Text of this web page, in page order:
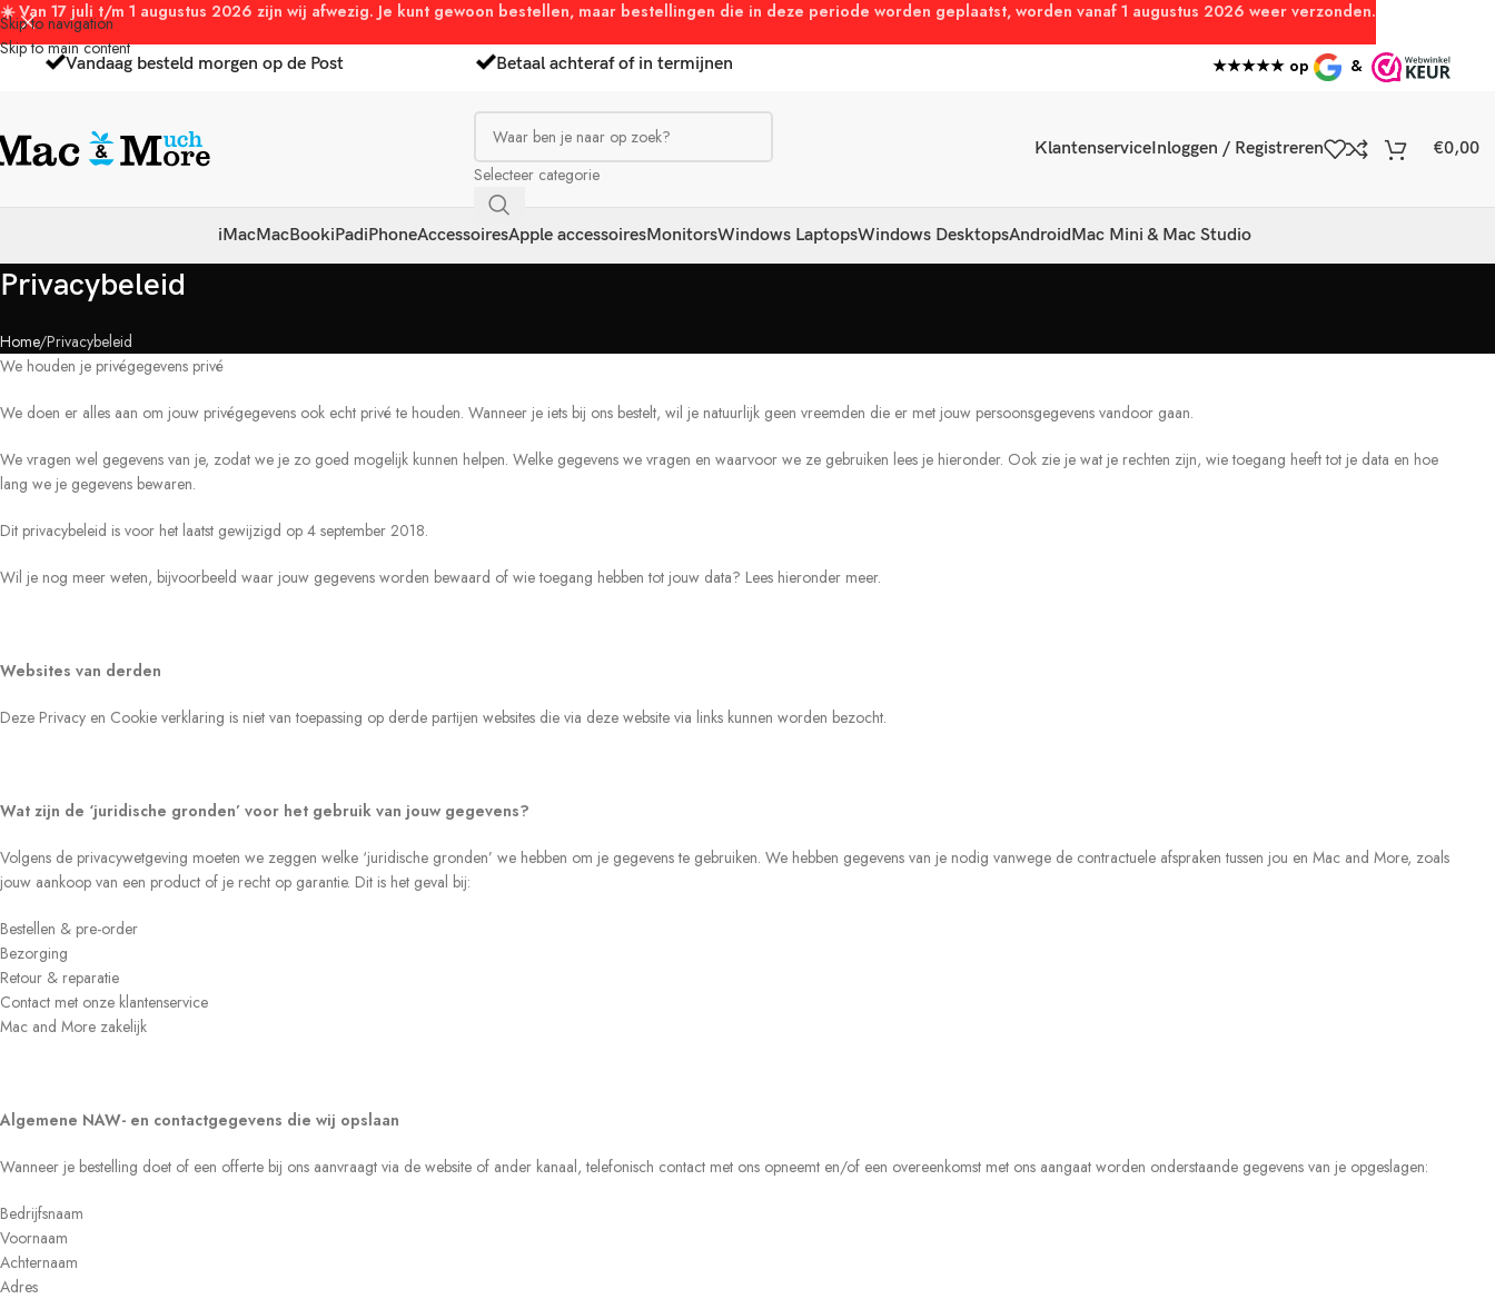
Skip to navigation
Skip to main content
Vandaag besteld morgen op de Post Betaal achteraf of in termijnen ★★★★★ op &
Selecteer categorie
KlantenserviceInloggen / Registreren €0,00
iMacMacBookiPadiPhoneAccessoiresApple accessoiresMonitorsWindows LaptopsWindows DesktopsAndroidMac Mini & Mac Studio
Privacybeleid
Home Privacybeleid
We houden je privégegevens privé
We doen er alles aan om jouw privégegevens ook echt privé te houden. Wanneer je iets bij ons bestelt, wil je natuurlijk geen vreemden die er met jouw persoonsgegevens vandoor gaan.
We vragen wel gegevens van je, zodat we je zo goed mogelijk kunnen helpen. Welke gegevens we vragen en waarvoor we ze gebruiken lees je hieronder. Ook zie je wat je rechten zijn, wie toegang heeft tot je data en hoe
lang we je gegevens bewaren.
Dit privacybeleid is voor het laatst gewijzigd op 4 september 2018.
Wil je nog meer weten, bijvoorbeeld waar jouw gegevens worden bewaard of wie toegang hebben tot jouw data? Lees hieronder meer.
Websites van derden
Deze Privacy en Cookie verklaring is niet van toepassing op derde partijen websites die via deze website via links kunnen worden bezocht.
Wat zijn de ‘juridische gronden’ voor het gebruik van jouw gegevens?
Volgens de privacywetgeving moeten we zeggen welke ‘juridische gronden’ we hebben om je gegevens te gebruiken. We hebben gegevens van je nodig vanwege de contractuele afspraken tussen jou en Mac and More, zoals
jouw aankoop van een product of je recht op garantie. Dit is het geval bij:
Bestellen & pre-order
Bezorging
Retour & reparatie
Contact met onze klantenservice
Mac and More zakelijk
Algemene NAW- en contactgegevens die wij opslaan
Wanneer je bestelling doet of een offerte bij ons aanvraagt via de website of ander kanaal, telefonisch contact met ons opneemt en/of een overeenkomst met ons aangaat worden onderstaande gegevens van je opgeslagen:
Bedrijfsnaam
Voornaam
Achternaam
Adres
☀️ Van 17 juli t/m 1 augustus 2026 zijn wij afwezig. Je kunt gewoon bestellen, maar bestellingen die in deze periode worden geplaatst, worden vanaf 1 augustus 2026 weer verzonden.